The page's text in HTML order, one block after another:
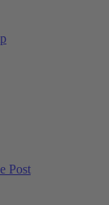
Post